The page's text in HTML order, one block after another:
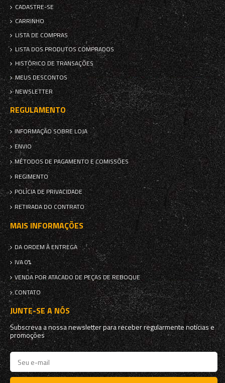
CADASTRE-SE
CARRINHO
LISTA DE COMPRAS
LISTA DOS PRODUTOS COMPRADOS
HISTÓRICO DE TRANSAÇÕES
MEUS DESCONTOS
NEWSLETTER
REGULAMENTO
INFORMAÇÃO SOBRE LOJA
ENVIO
MÉTODOS DE PAGAMENTO E COMISSÕES
REGIMENTO
POLÍCIA DE PRIVACIDADE
RETIRADA DO CONTRATO
MAIS INFORMAÇÕES
DA ORDEM À ENTREGA
IVA 0%
VENDA POR ATACADO DE PEÇAS DE REBOQUE
CONTATO
JUNTE-SE A NÓS
Subscreva a nossa newsletter para receber regularmente notícias e
promoções